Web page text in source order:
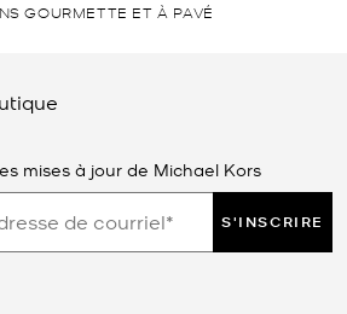
GOURMETTE ET À PAVÉ
mises à jour de Michael Kors
S'INSCRIRE